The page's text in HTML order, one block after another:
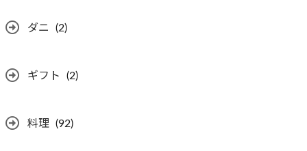
ダニ (2)
ギフト (2)
料理 (92)